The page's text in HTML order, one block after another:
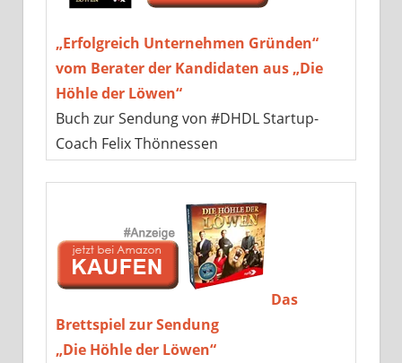
„Erfolgreich Unternehmen Gründen“
vom Berater der Kandidaten aus „Die
Höhle der Löwen“
Buch zur Sendung von #DHDL Startup-
Coach Felix Thönnessen
Das
Brettspiel zur Sendung
„Die Höhle der Löwen“